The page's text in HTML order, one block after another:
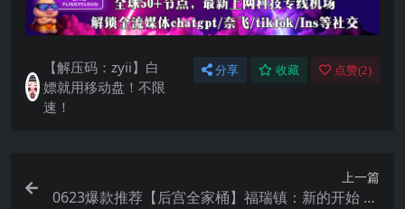
【解压码：zyii】白
嫖就用移动盘！不限
速！
分享 收藏 点赞(2)
上一篇
0623爆款推荐【后宫全家桶】福瑞镇：新的开始 Fu